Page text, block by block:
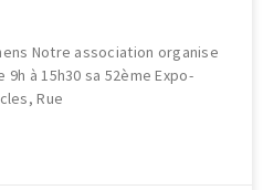
Notre association organise
à 15h30 sa 52ème Expo-
Rue